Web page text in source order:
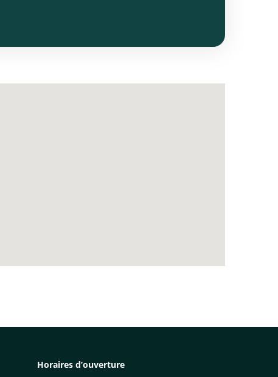
Horaires d’ouverture